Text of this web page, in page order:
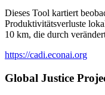
Dieses Tool kartiert
Produktivitätsverluste
10 km, die durch
https://cadi.econai.org
Global Justice